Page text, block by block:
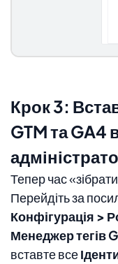
Крок 3:
GTM та GA4
Тепер час
Перейдіть за
Конфігурація >
Менеджер тегів
вставте все